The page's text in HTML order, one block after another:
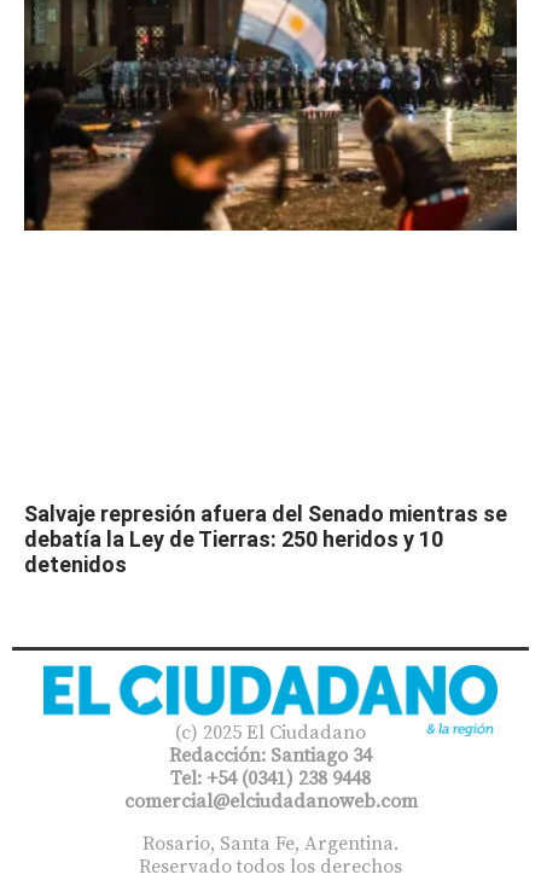
Salvaje represión afuera del Senado mientras se
debatía la Ley de Tierras: 250 heridos y 10
detenidos
(c) 2025 El Ciudadano
Redacción: Santiago 34
Tel: +54 (0341) 238 9448
comercial@elciudadanoweb.com​
Rosario, Santa Fe, Argentina.
Reservado todos los derechos